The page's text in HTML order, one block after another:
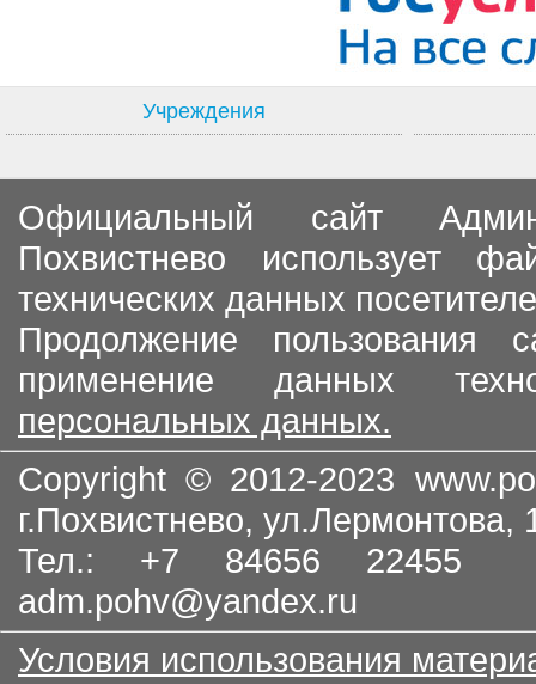
Учреждения
Официальный сайт
Похвистнево использует
технических данных
Продолжение пользования
применение данных
персональных данных.
Copyright © 2012-2023
г.Похвистнево, ул.Лермонтова,
Тел.: +7 84656
adm.pohv@yandex.ru
Условия использования